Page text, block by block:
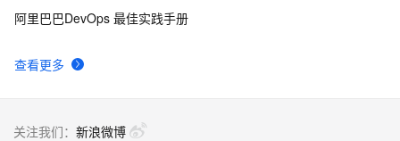
查看更多
阿里巴巴DevOps 最佳实践手册
关注我们： 新浪微博